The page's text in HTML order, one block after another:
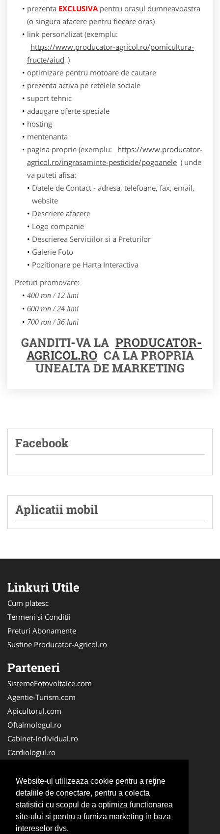
Website-ul utilizeaza cookie pentru a reţine
detaliile de conectare, pentru a colecta
statistici cu scopul de a optimiza functionarea
site-ului si pentru a furniza marketing in baza
intereselor dvs.
prezenta EXCLUSIVApentru orasul dumneavoastra
(o singura afacere pentru fiecare oras)
link personalizat (exemplu:
https://www.producator-agricol.ro/pomicultura-
fructe/aiud )
optimizare pentru motoare de cautare
prezenta activa pe retelele sociale
suport tehnic
adaugare oferte speciale
hosting
mentenanta
pagina proprie (exemplu:
https://www.producator-
agricol.ro/ingrasaminte-pesticide/pogoanele ) unde
va puteti afisa:
Datele de Contact - adresa, telefoane, fax, email,
website
Descriere afacere
Logo companie
Descrierea Serviciilor si a Preturilor
Galerie Foto
Pozitionare pe Harta Interactiva
Preturi promovare:
400 ron / 12 luni
600 ron / 24 luni
700 ron / 36 luni
GANDITI-VA LA PRODUCATOR-
AGRICOL.RO CA LA PROPRIA
UNEALTA DE MARKETING
Facebook
Aplicatii mobil
Linkuri Utile
Cum platesc
Termeni si Conditii
Preturi Abonamente
Sustine Producator-Agricol.ro
Parteneri
SistemeFotovoltaice.com
Agentie-Turism.com
Apicultorul.com
Oftalmologul.ro
Cabinet-Individual.ro
Cardiologul.ro
CramaVinuri.ro
Centru-Copiere.ro
CentruInchirieri.ro
Medic-Bun.com